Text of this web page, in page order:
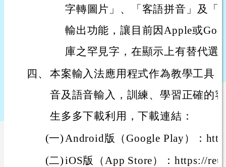
字轉圖片」、「客語拼音」及「
輸出功能，讓目前因Apple或
庫之罕見字，在顯示上有替代選
四、 本案輸入法應用程式作為教學工具
音及語音輸入，訓練、學習正確的
生多多下載利用，下載連結：
(一)Android版（Google Play）：
(二)iOS版（App Store）：https://